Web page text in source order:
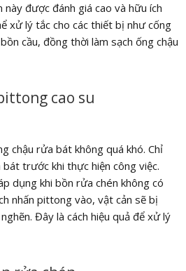
được đánh giá cao và hữu ích
xử lý tắc cho các thiết bị như cống
cầu, đồng thời làm sạch ống chậu
cao su
chậu rửa bát không quá khó. Chỉ
trước khi thực hiện công việc.
dụng khi bồn rửa chén không có
nhấn pittong vào, vật cản sẽ bị
Đây là cách hiệu quả để xử lý